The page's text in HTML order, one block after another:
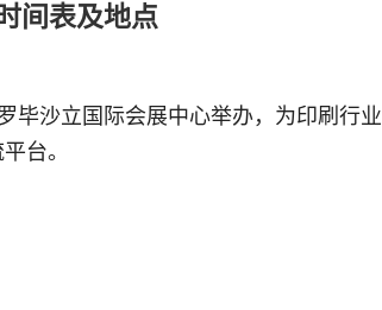
间表及地点
毕沙立国际会展中心举办，为印刷行业
台。